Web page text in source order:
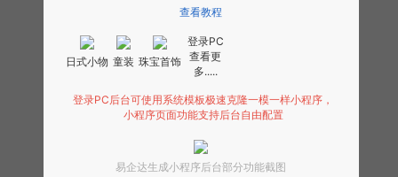
游戏
查看教程
日式小物 童装 珠宝首饰
登录PC
查看更
多.....
登录PC后台可使用系统模板极速克隆一模一样小程序，
小程序页面功能支持后台自由配置
易企达生成小程序后台部分功能截图